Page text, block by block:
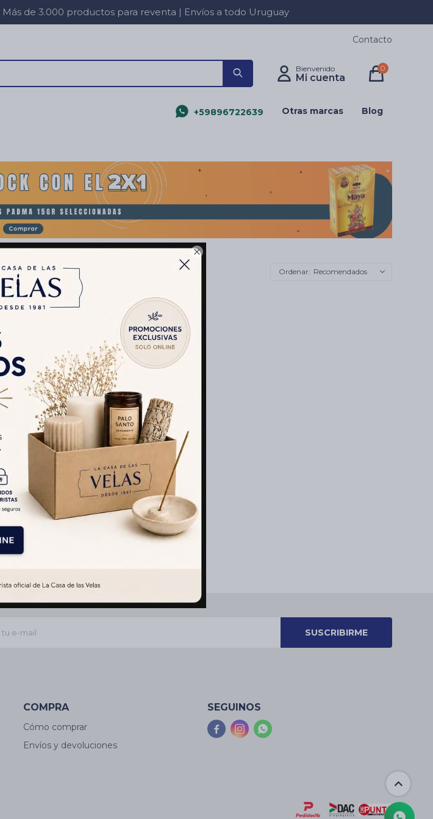

| Más de 3.000 productos para reventa | Envíos a todo Uruguay
+59896722639 Otras marcas Blog
0
Contacto
Recomendados
PADMA CAJA
X25 - Angeles
$ 308
SUSCRIBIRME
COMPRA
Cómo comprar
Envíos y devoluciones
SEGUINOS
  